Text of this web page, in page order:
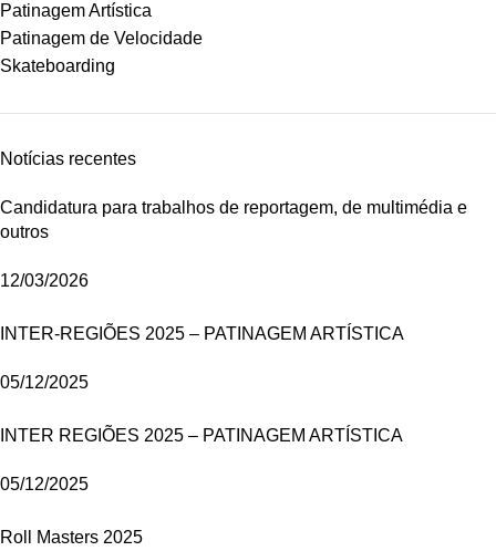
Patinagem Artística
Patinagem de Velocidade
Skateboarding
Notícias recentes
Candidatura para trabalhos de reportagem, de multimédia e
outros
12/03/2026
INTER-REGIÕES 2025 – PATINAGEM ARTÍSTICA
05/12/2025
INTER REGIÕES 2025 – PATINAGEM ARTÍSTICA
05/12/2025
Roll Masters 2025